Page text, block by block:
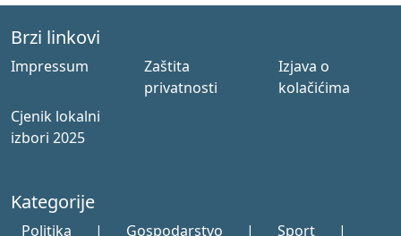
Brzi linkovi
Impressum
Zaštita
privatnosti
Izjava o
kolačićima
Cjenik lokalni
izbori 2025
Kategorije
Politika | Gospodarstvo | Sport |